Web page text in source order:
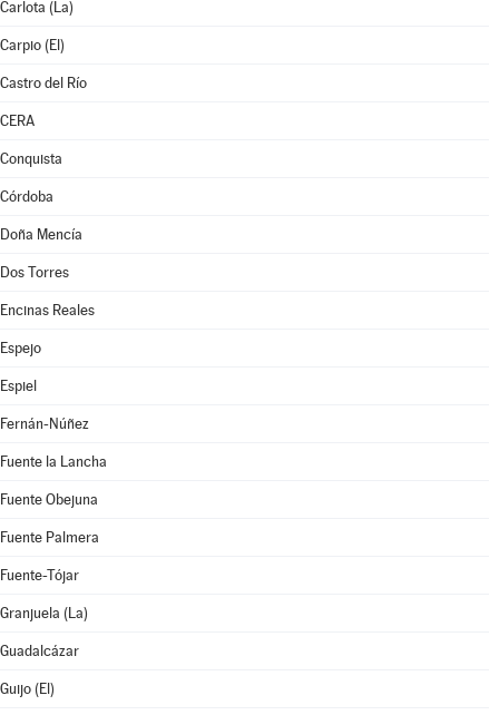
Carlota (La)
Carpio (El)
Castro del Río
CERA
Conquista
Córdoba
Doña Mencía
Dos Torres
Encinas Reales
Espejo
Espiel
Fernán-Núñez
Fuente la Lancha
Fuente Obejuna
Fuente Palmera
Fuente-Tójar
Granjuela (La)
Guadalcázar
Guijo (El)